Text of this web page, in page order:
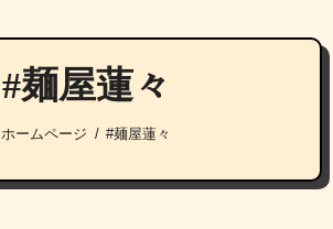
#麺屋蓮々
ホームページ #麺屋蓮々